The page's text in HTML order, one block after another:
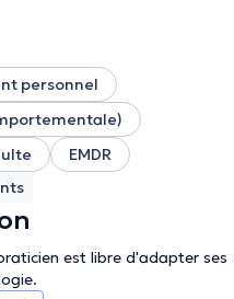
personnel
EMDR
est libre d'adapter ses